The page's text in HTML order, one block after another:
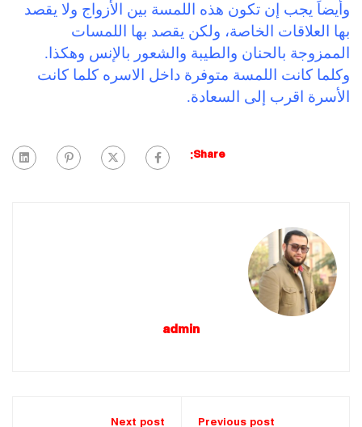
وأيضاَ يجب إن تكون هذه اللمسة بين الأزواج ولا يقصد
بها العلاقات الخاصة، ولكن يقصد بها اللمسات
الممزوجة بالحنان والطيبة والشعور بالإنس وهكذا.
وكلما كانت اللمسة متوفرة داخل الاسره كلما كانت
الأسرة اقرب إلى السعادة.
Share:
admin
Previous post
Next post